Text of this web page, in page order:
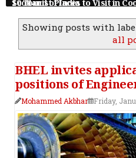
10 Tourist Places to Visit in Coorg - తెలుగులో కూర్గ్ ట్రిప్ - Scotland of India
Showing posts with
all
BHEL invites
positions of
Mohammed Akbhar Friday,